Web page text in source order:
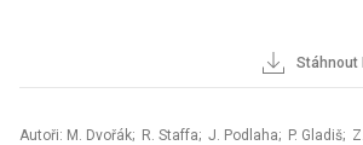
Stáhnout
Autoři: M. Dvořák; R. Staffa; J. Podlaha; P. Gladiš;